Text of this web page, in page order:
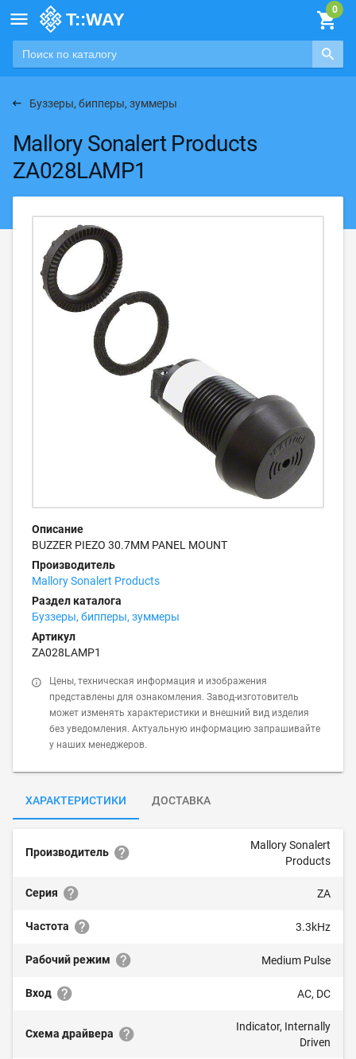

Буззеры, бипперы, зуммеры
Mallory Sonalert Products
ZA028LAMP1
Описание
BUZZER PIEZO 30.7MM PANEL MOUNT
Производитель
Mallory Sonalert Products
Раздел каталога
Буззеры, бипперы, зуммеры
Артикул
ZA028LAMP1
Цены, техническая информация и изображения
представлены для ознакомления. Завод-изготовитель
может изменять характеристики и внешний вид изделия
без уведомления. Актуальную информацию запрашивайте
у наших менеджеров.
ХАРАКТЕРИСТИКИ ДОСТАВКА
Производитель
Mallory Sonalert
Products
Серия ZA
Частота 3.3kHz
Рабочий режим Medium Pulse
Вход AC, DC
Схема драйвера
Indicator, Internally
Driven